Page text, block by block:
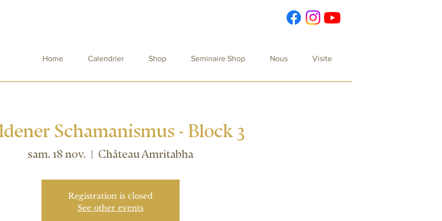
Home Calendrier Shop Seminaire Shop Nous Visite
Schamanismus - Block 3
sam. 18 nov.
  |
Château Amritabha
Registration is closed
See other events